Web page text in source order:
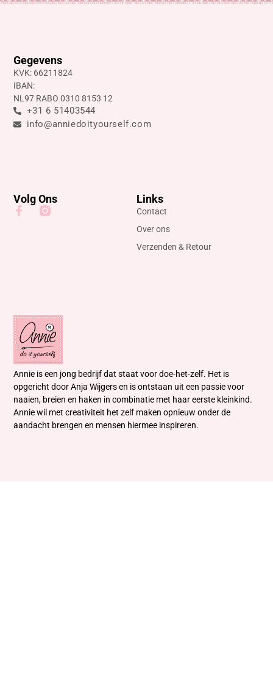
Annie is een jong bedrijf dat staat voor doe-het-zelf. Het is
opgericht door Anja Wijgers en is ontstaan uit een passie voor
naaien, breien en haken in combinatie met haar eerste kleinkind.
Annie wil met creativiteit het zelf maken opnieuw onder de
aandacht brengen en mensen hiermee inspireren.
Links
Contact
Over ons
Verzenden & Retour
Gegevens
KVK: 66211824
IBAN:
NL97 RABO 0310 8153 12
+31 6 51403544
info@anniedoityourself.com
Volg Ons